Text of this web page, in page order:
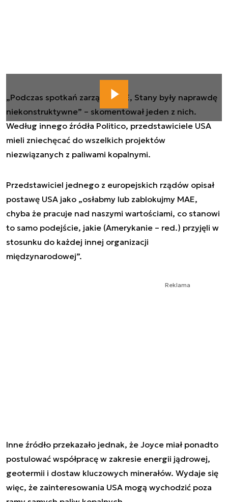
„Podczas spotkań zarządu MAE, Stany były naprawdę
niekonstruktywne” – skomentował jeden z nich.
Według innego źródła Politico, przedstawiciele USA
mieli zniechęcać do wszelkich projektów
niezwiązanych z paliwami kopalnymi.
Przedstawiciel jednego z europejskich rządów opisał
postawę USA jako „osłabmy lub zablokujmy MAE,
chyba że pracuje nad naszymi wartościami, co stanowi
to samo podejście, jakie (Amerykanie – red.) przyjęli w
stosunku do każdej innej organizacji
międzynarodowej”.
Reklama
Inne źródło przekazało jednak, że Joyce miał ponadto
postulować współpracę w zakresie energii jądrowej,
geotermii i dostaw kluczowych minerałów. Wydaje się
więc, że zainteresowania USA mogą wychodzić poza